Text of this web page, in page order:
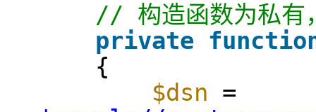
// 构造函数为私有
private
{
$dsn =